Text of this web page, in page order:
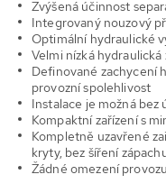
Zvýšená účinnost
Integrovaný nouzový
Optimální hydraulické
Velmi nízká hydraulická
Definované zachycení
provozní spolehlivost
Instalace je možná bez
Kompaktní zařízení s
Kompletně uzavřené
kryty, bez šíření
Žádné omezení